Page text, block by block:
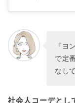
『ヨ
で定
なし
社会人コーデとし